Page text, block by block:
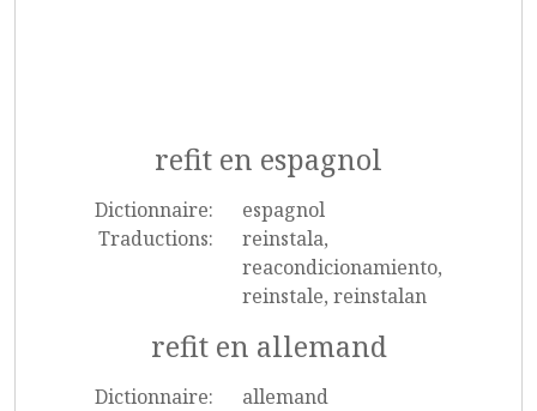
refit en espagnol
Dictionnaire:
espagnol
Traductions:
reinstala,
reacondicionamiento,
reinstale, reinstalan
refit en allemand
Dictionnaire:
allemand